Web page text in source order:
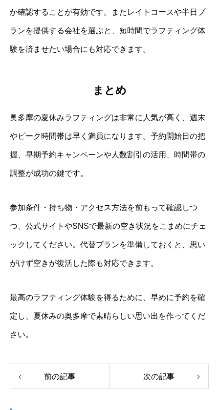
か確認することが有効です。またレイトコースや半日プ
ランを提供する会社を選ぶと、短時間でラフティング体
験を済ませたい場合にも対応できます。
まとめ
奥多摩の夏休みラフティングは非常に人気が高く、週末
やピーク時間帯は早く満員になります。予約開始日の把
握、早期予約キャンペーンや人数割引の活用、時間帯の
調整が成功の鍵です。
参加条件・持ち物・アクセス方法を前もって確認しつ
つ、公式サイトやSNSで最新の空き状況をこまめにチェ
ックしてください。代替プランを準備しておくと、思い
がけず空きが復活した際も対応できます。
最高のラフティング体験を得るために、早めに予約を確
定し、夏休みの奥多摩で素晴らしい思い出を作ってくだ
さい。
前の記事 次の記事